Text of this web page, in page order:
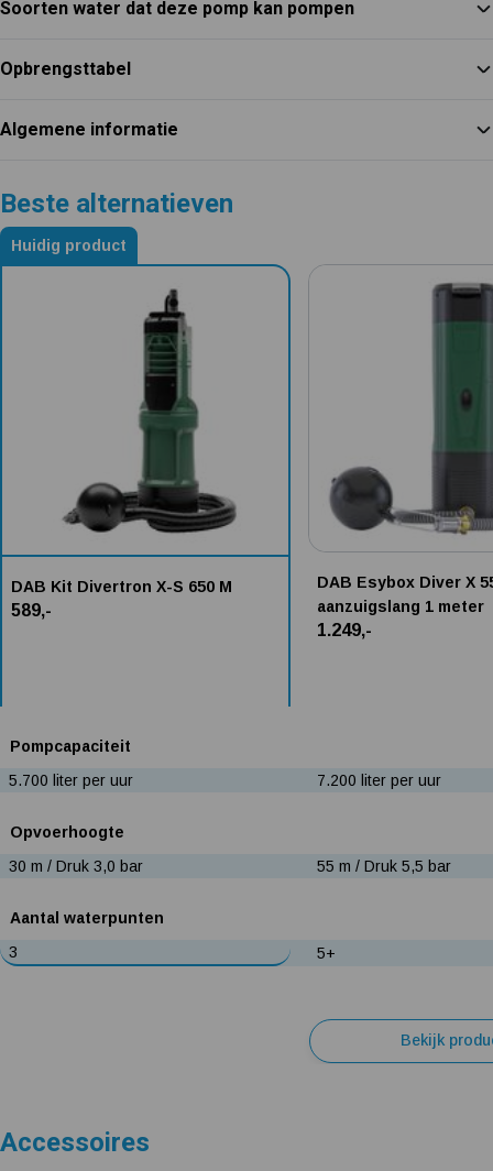
Soorten water dat deze pomp kan pompen
Opbrengsttabel
Algemene informatie
Beste alternatieven
Alternatieven voor DAB Kit Divertron X-S 650 M
Huidig product
DAB Kit Divertron X-S 650 M
589,-
DAB Esybox Diver X
aanzuigslang 1 meter
1.249,-
Pompcapaciteit
5.700 liter per uur
7.200 liter per uur
Opvoerhoogte
30 m / Druk 3,0 bar
55 m / Druk 5,5 bar
Aantal waterpunten
3
5+
Bekijk
Accessoires